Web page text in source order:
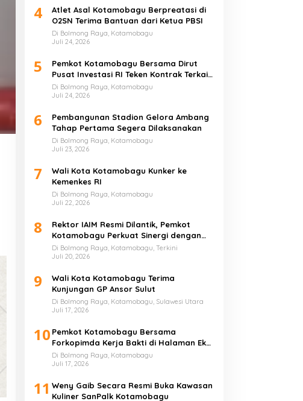
4
Atlet Asal Kotamobagu Berpreatasi di
O2SN Terima Bantuan dari Ketua PBSI
Di Bolmong Raya, Kotamobagu
Juli 24, 2026
5
Pemkot Kotamobagu Bersama Dirut
Pusat Investasi RI Teken Kontrak Terkait
UMKM
Di Bolmong Raya, Kotamobagu
Juli 24, 2026
6
Pembangunan Stadion Gelora Ambang
Tahap Pertama Segera Dilaksanakan
Di Bolmong Raya, Kotamobagu
Juli 23, 2026
7
Wali Kota Kotamobagu Kunker ke
Kemenkes RI
Di Bolmong Raya, Kotamobagu
Juli 22, 2026
8
Rektor IAIM Resmi Dilantik, Pemkot
Kotamobagu Perkuat Sinergi dengan
Perguruan Tinggi
Di Bolmong Raya, Kotamobagu, Terkini
Juli 20, 2026
9
Wali Kota Kotamobagu Terima
Kunjungan GP Ansor Sulut
Di Bolmong Raya, Kotamobagu, Sulawesi Utara
Juli 17, 2026
10 Pemkot Kotamobagu Bersama
Forkopimda Kerja Bakti di Halaman Eks
Kantor Bupati Bolmong
Di Bolmong Raya, Kotamobagu
Juli 17, 2026
11 Weny Gaib Secara Resmi Buka Kawasan
Kuliner SanPalk Kotamobagu